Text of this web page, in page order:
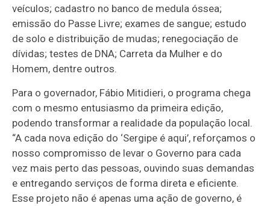
veículos; cadastro no banco de medula óssea;
emissão do Passe Livre; exames de sangue; estudo
de solo e distribuição de mudas; renegociação de
dívidas; testes de DNA; Carreta da Mulher e do
Homem, dentre outros.
Para o governador, Fábio Mitidieri, o programa chega
com o mesmo entusiasmo da primeira edição,
podendo transformar a realidade da população local.
“A cada nova edição do ‘Sergipe é aqui’, reforçamos o
nosso compromisso de levar o Governo para cada
vez mais perto das pessoas, ouvindo suas demandas
e entregando serviços de forma direta e eficiente.
Esse projeto não é apenas uma ação de governo, é